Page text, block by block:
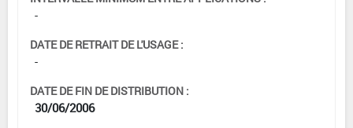
-
DATE DE RETRAIT DE L'USAGE :
-
DATE DE FIN DE DISTRIBUTION :
30/06/2006